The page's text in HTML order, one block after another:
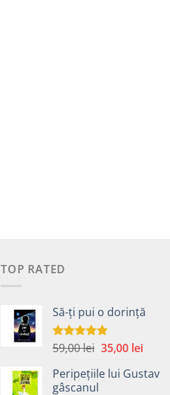
TOP RATED
Să-ți pui o dorință
Evaluat la
59,00lei Prețul
a
35,00 leiPrețul
este:
Peripețiile lui Gustav
gâscanul